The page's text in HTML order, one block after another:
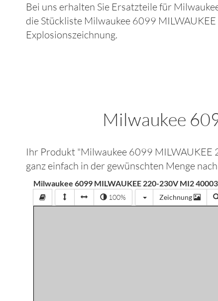
Bei uns erhalten Sie Ersatzteile für
die Stückliste Milwaukee 6099
Explosionszeichnung.
Milwaukee
Ihr Produkt "Milwaukee 6099
ganz einfach in der gewünschten Menge
Milwaukee 6099 MILWAUKEE 220-230V MI2
100% Zeichnung